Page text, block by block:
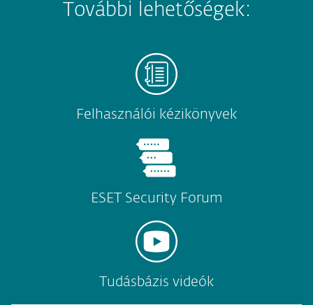
További lehetőségek:
Felhasználói kézikönyvek
ESET Security Forum
Tudásbázis videók